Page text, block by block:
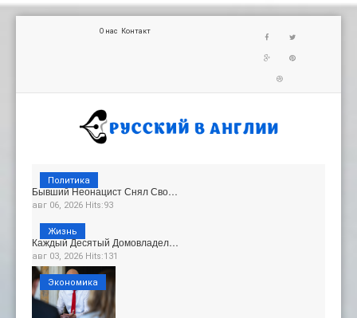
О нас Контакт
Бывший Неонацист Снял Сво…
авг 06, 2026 Hits:93
Политика
Каждый Десятый Домовладел…
авг 03, 2026 Hits:131
Жизнь
Экономика